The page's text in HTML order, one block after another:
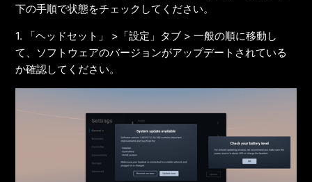
下の手順で状態をチェックしてください。
1. 「ヘッドセット」 >「設定」タブ > 一般の順に移動し
て、ソフトウェアのバージョンがアップデートされている
か確認してください。